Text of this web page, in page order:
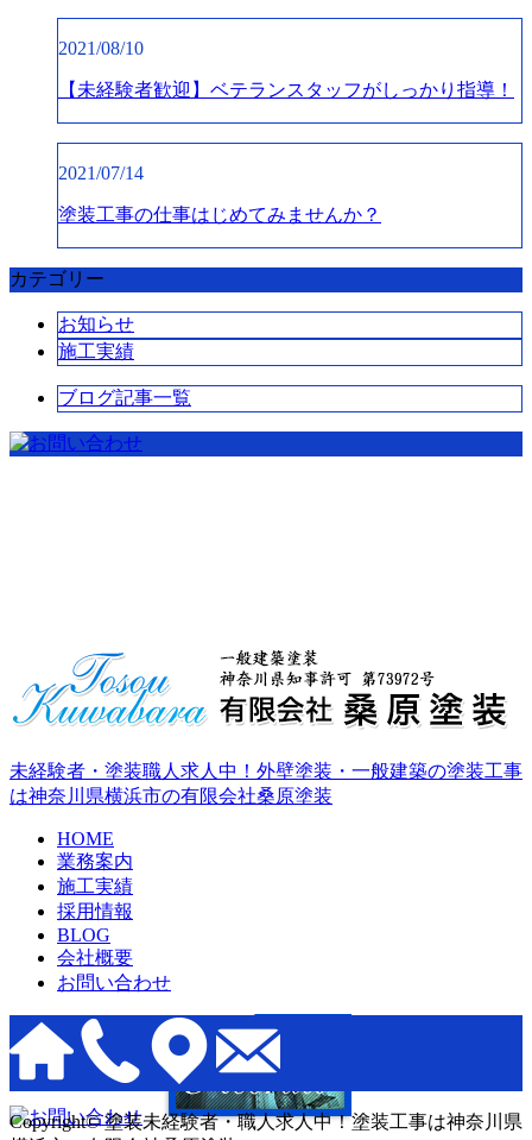
2021/08/10
【未経験者歓迎】ベテランスタッフがしっかり指導！
2021/07/14
塗装工事の仕事はじめてみませんか？
カテゴリー
お知らせ
施工実績
ブログ記事一覧
未経験者・塗装職人求人中！外壁塗装・一般建築の塗装工事
は神奈川県横浜市の有限会社桑原塗装
HOME
業務案内
施工実績
採用情報
BLOG
会社概要
お問い合わせ
Copyright© 塗装未経験者・職人求人中！塗装工事は神奈川県